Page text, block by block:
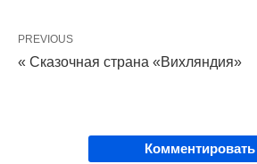
PREVIOUS
« Сказочная страна «Вихляндия»
Комментировать